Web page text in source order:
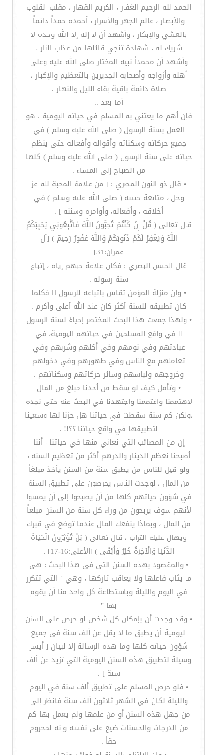
الحمد لله الرحيم الغفار ، الكريم القهار ، مقلب القلوب
والأبصار ، عالم الجهر والأسرار ، أحمده حمداً دائماً
بالعشي والإبكار ، وأشهد أن لا إله إلا الله وحده لا
شريك له ، شهادة تنجي قائلها من عذاب النار ،
وأشهد أن محمداً نبيه المختار صلى الله عليه وعلى
أهله وأزواجه وأصحابه الجديرين بالتعظيم والإكبار ،
صلاة دائمة باقية بقاء الليل والنهار .
أما بعد ..
فإن أهم ما يعتني به المسلم في حياته اليومية ، هو
العمل بسنة الرسول ( صلى الله عليه وسلم ) في
جميع حركاته وسكناته وأقواله وأفعاله حتى ينظم
حياته على سنة الرسول ( صلى الله عليه وسلم ) كلها
من الصباح إلى المساء .
• قال ذو النون المصري : [ من علامة المحبة لله عز
وجل ، متابعة حبيبه ( صلى الله عليه وسلم ) في
أخلاقه ، وأفعاله، وأوامره وسننه ] .
قال تعالى ( قُلْ إِنْ كُنْتُمْ تُحِبُّونَ اللَّهَ فَاتَّبِعُونِي يُحْبِبْكُمُ
اللَّهُ وَيَغْفِرْ لَكُمْ ذُنُوبَكُمْ وَاللَّهُ غَفُورٌ رَحِيمٌ ) [آل
عمران:31]
قال الحسن البصري : فكان علامة حبهم إياه ، إتباع
سنة رسوله .
• وإن منزلة المؤمن تقاس باتباعه للرسول  فكلما
كان تطبيقه للسنة أكثر كان عند الله أعلى وأكرم .
• ولهذا جمعت هذا البحث المختصر إحياءً لسنة الرسول
 في واقع المسلمين في حياتهم اليومية، في
عبادتهم وفي نومهم وفي أكلهم وشربهم وفي
تعاملهم مع الناس وفي طهورهم وفي دخولهم
وخروجهم ولباسهم وسائر حركاتهم وسكناتهم .
• وتأمل كيف لو سقط من أحدنا مبلغ من المال
لاهتممنا واغتممنا واجتهدنا في البحث عنه حتى نجده
،ولكن كم سنة سقطت في حياتنا هل حزنا لها وسعينا
لتطبيقها في واقع حياتنا ؟؟!! .
إن من المصائب التي نعاني منها في حياتنا ، أننا
أصبحنا نعظم الدينار والدرهم أكثر من تعظيم السنة ،
ولو قيل للناس من يطبق سنة من السنن يأخذ مبلغاً
من المال ، لوجدت الناس يحرصون على تطبيق السنة
في شؤون حياتهم كلها من أن يصبحوا إلى أن يمسوا
لأنهم سوف يربحون من وراء كل سنة من السنن مبلغاً
من المال ، وبماذا ينفعك المال عندما توضع في قبرك
ويهال عليك التراب ، قال تعالى ( بَلْ تُؤْثِرُونَ الْحَيَاةَ
الدُّنْيَا وَالْآخِرَةُ خَيْرٌ وَأَبْقَى ) [الأعلى:16-17] .
• والمقصود بهذه السنن التي في هذا البحث : هي
ما يثاب فاعلها ولا يعاقب تاركها ، وهي " التي تتكرر
في اليوم والليلة وباستطاعة كل واحد منا أن يقوم
بها "
• وقد وجدت أن بإمكان كل شخص لو حرص على السنن
اليومية أن يطبق ما لا يقل عن ألف سنة في جميع
شؤون حياته كلها وما هذه الرسالة إلا لبيان [ أيسر
وسيلة لتطبيق هذه السنن اليومية التي تزيد عن ألف
سنة ] .
• فلو حرص المسلم على تطبيق ألف سنة في اليوم
والليلة لكان في الشهر ثلاثون ألف سنة فانظر إلى
من جهل هذه السنن أو من علمها ولم يعمل بها كم
من الدرجات والحسنات ضيع على نفسه وإنه لمحروم
حقاً .